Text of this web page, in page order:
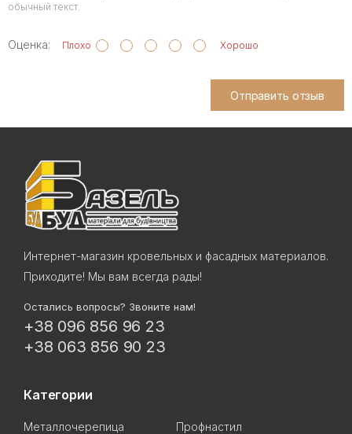
обычный текст.
Оценка: Плохо Хорошо
Отправить отзыв
Интернет-магазин кровельных и фасадных материалов.
Приходите! Мы вам всегда рады!
Остались вопросы? Звоните нам!
+38 096 856 96 23
+38 063 856 90 23
Категории
Металлочерепица
Профнастил